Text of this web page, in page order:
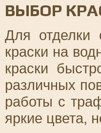
ВЫБОР
Для отделки
краски на
краски
различных
работы с
яркие цвета,